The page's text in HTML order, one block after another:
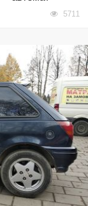
5711